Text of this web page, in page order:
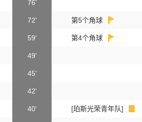
76'
第5个角球
72'
第4个角球
59'
49'
45'
42'
[珀斯光荣青年队]
40'